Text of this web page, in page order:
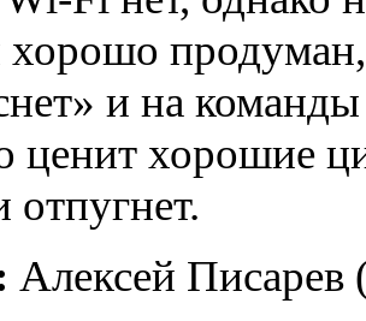
продуман,
и на
ценит хорошие
отпугнет.
Алексей Писарев